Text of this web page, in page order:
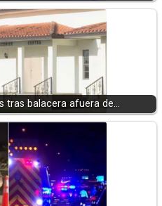
tras balacera afuera de…